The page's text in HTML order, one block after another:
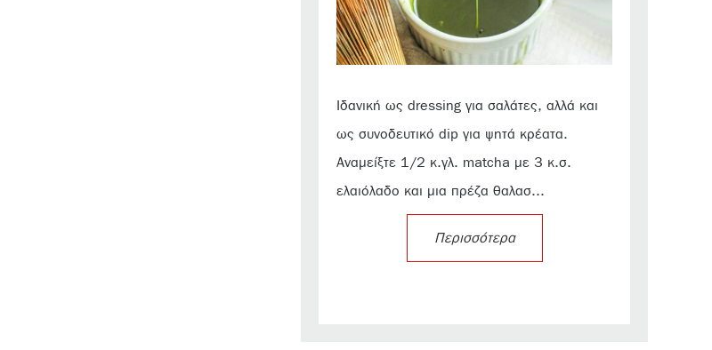
Ιδανική ως dressing για σαλάτες, αλλά και
ως συνοδευτικό dip για ψητά κρέατα.
Αναμείξτε 1/2 κ.γλ. matcha με 3 κ.σ.
ελαιόλαδο και μια πρέζα θαλασ...
Περισσότερα